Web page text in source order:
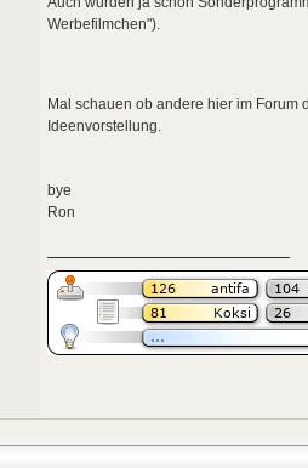
Werbefilmchen").
Mal schauen ob andere hier im
Ideenvorstellung.
bye
Ron